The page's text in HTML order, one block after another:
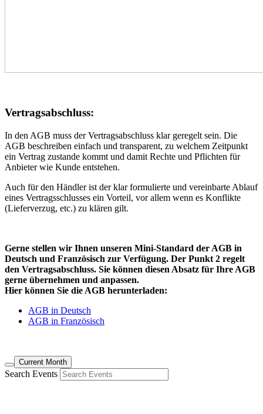
Vertragsabschluss:
In den AGB muss der Vertragsabschluss klar geregelt sein. Die
AGB beschreiben einfach und transparent, zu welchem Zeitpunkt
ein Vertrag zustande kommt und damit Rechte und Pflichten für
Anbieter wie Kunde entstehen.
Auch für den Händler ist der klar formulierte und vereinbarte Ablauf
eines Vertragsschlusses ein Vorteil, vor allem wenn es Konflikte
(Lieferverzug, etc.) zu klären gilt.
Gerne stellen wir Ihnen unseren Mini-Standard der AGB in
Deutsch und Französisch zur Verfügung. Der Punkt 2 regelt
den Vertragsabschluss. Sie können diesen Absatz für Ihre AGB
gerne übernehmen und anpassen.
Hier können Sie die AGB herunterladen:
AGB in Deutsch
AGB in Französisch
Current Month
Search Events